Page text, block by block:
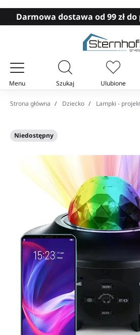
Darmowa dostawa od 99 zł
Menu Szukaj Ulubione
Twój koszyk
Strona główna Dziecko Lampki -
Niedostępny